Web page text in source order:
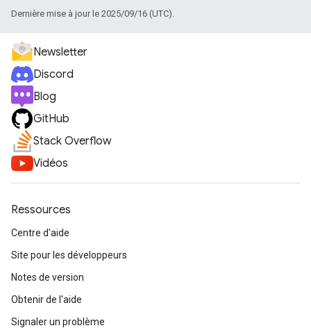
Dernière mise à jour le 2025/09/16 (UTC).
Newsletter
Discord
Blog
GitHub
Stack Overflow
Vidéos
Ressources
Centre d'aide
Site pour les développeurs
Notes de version
Obtenir de l'aide
Signaler un problème